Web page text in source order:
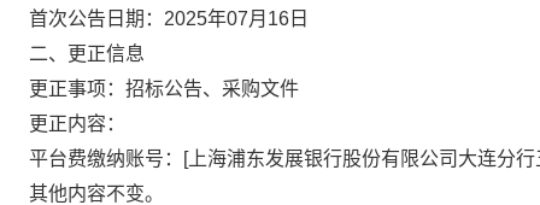
首次公告日期： 2025年07月 16 日
二、更正信息
更正事项： 招标公告、 采购文件
更正内容：
平台费缴纳账号：
[上海浦东发展银行股份有限公司大连分
其他内容不变。